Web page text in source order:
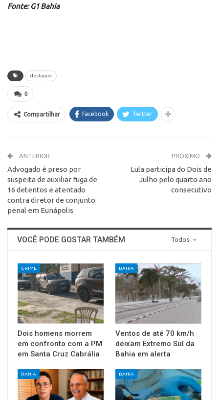
Fonte: G1 Bahia
destaque
0
Compartilhar Facebook Twitter
ANTERIOR
Advogado é preso por
suspeita de auxiliar fuga de
16 detentos e atentado
contra diretor de conjunto
penal em Eunápolis
PRÓXIMO
Lula participa do Dois de
Julho pelo quarto ano
consecutivo
Todos
VOCÊ PODE GOSTAR TAMBÉM
CRIME
Dois homens morrem
em confronto com a PM
em Santa Cruz Cabrália
BAHIA
Ventos de até 70 km/h
deixam Extremo Sul da
Bahia em alerta
BAHIA BAHIA